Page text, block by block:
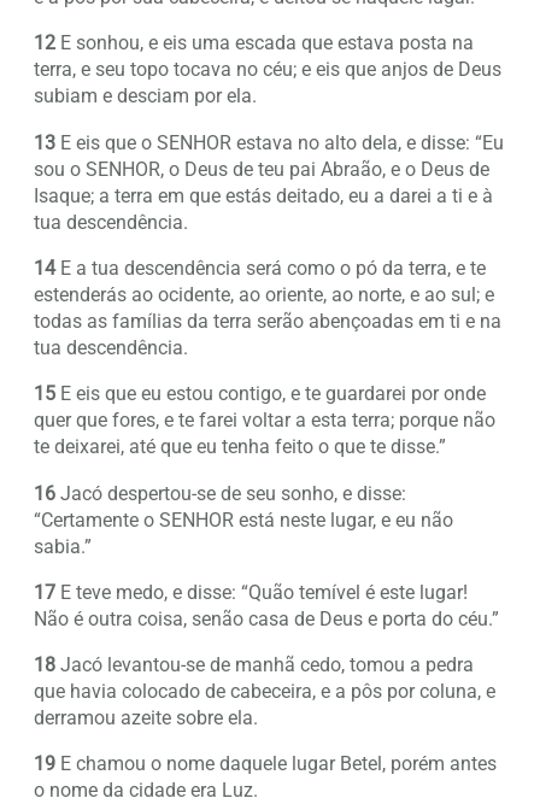
12 E sonhou, e eis uma escada que estava posta na
terra, e seu topo tocava no céu; e eis que anjos de Deus
subiam e desciam por ela.
13 E eis que o SENHOR estava no alto dela, e disse: “Eu
sou o SENHOR, o Deus de teu pai Abraão, e o Deus de
Isaque; a terra em que estás deitado, eu a darei a ti e à
tua descendência.
14E a tua descendência será como o pó da terra, e te
estenderás ao ocidente, ao oriente, ao norte, e ao sul; e
todas as famílias da terra serão abençoadas em ti e na
tua descendência.
15 E eis que eu estou contigo, e te guardarei por onde
quer que fores, e te farei voltar a esta terra; porque não
te deixarei, até que eu tenha feito o que te disse.”
16 Jacó despertou-se de seu sonho, e disse:
“Certamente o SENHOR está neste lugar, e eu não
sabia.”
17 E teve medo, e disse: “Quão temível é este lugar!
Não é outra coisa, senão casa de Deus e porta do céu.”
18 Jacó levantou-se de manhã cedo, tomou a pedra
que havia colocado de cabeceira, e a pôs por coluna, e
derramou azeite sobre ela.
19 E chamou o nome daquele lugar Betel, porém antes
o nome da cidade era Luz.